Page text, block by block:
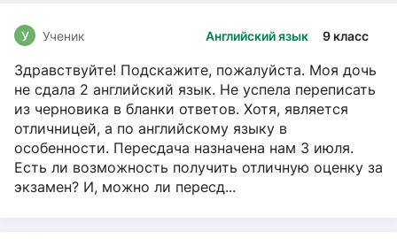
Английский язык 9 класс
У Ученик
Здравствуйте! Подскажите, пожалуйста. Моя дочь
не сдала 2 английский язык. Не успела переписать
из черновика в бланки ответов. Хотя, является
отличницей, а по английскому языку в
особенности. Пересдача назначена нам 3 июля.
Есть ли возможность получить отличную оценку за
экзамен? И, можно ли пересд...